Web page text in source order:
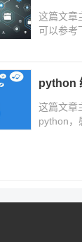
这篇文章
可以参考
python
这篇文章
python，